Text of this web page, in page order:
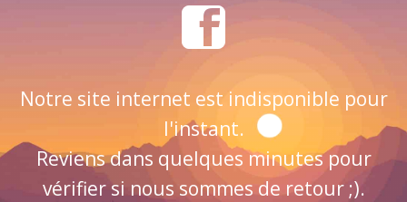
Notre site internet est indisponible pour
l'instant.
Reviens dans quelques minutes pour
vérifier si nous sommes de retour ;).